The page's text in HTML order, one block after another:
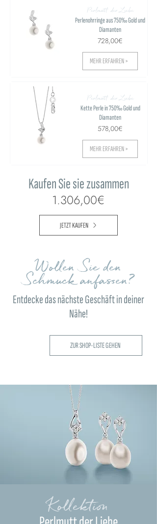
Perlmutt der Liebe
Perlenohrringe aus 750‰ Gold und
Diamanten
728,00€
MEHR ERFAHREN >
Perlmutt der Liebe
Kette Perle in 750‰ Gold und
Diamanten
578,00€
MEHR ERFAHREN >
Kaufen Sie sie zusammen
1.306,00€
JETZT KAUFEN
Wollen Sie den
Schmuck anfassen?
Entdecke das nächste Geschäft in deiner
Nähe!
ZUR SHOP-LISTE GEHEN
Kollektion